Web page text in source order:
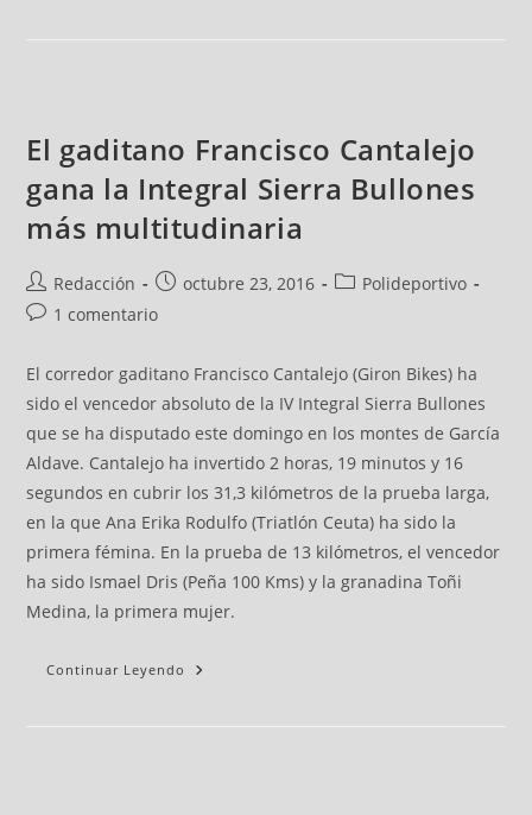
El gaditano Francisco Cantalejo
gana la Integral Sierra Bullones
más multitudinaria
Redacción octubre 23, 2016
Polideportivo
1 comentario
El corredor gaditano Francisco Cantalejo (Giron Bikes) ha
sido el vencedor absoluto de la IV Integral Sierra Bullones
que se ha disputado este domingo en los montes de García
Aldave. Cantalejo ha invertido 2 horas, 19 minutos y 16
segundos en cubrir los 31,3 kilómetros de la prueba larga,
en la que Ana Erika Rodulfo (Triatlón Ceuta) ha sido la
primera fémina. En la prueba de 13 kilómetros, el vencedor
ha sido Ismael Dris (Peña 100 Kms) y la granadina Toñi
Medina, la primera mujer.
Continuar Leyendo